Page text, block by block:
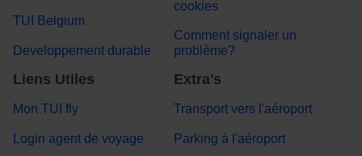
TUI Belgium
Developpement durable
cookies
Comment signaler un
problème?
Liens Utiles
Mon TUI fly
Login agent de voyage
Extra's
Transport vers l'aéroport
Parking à l'aéroport